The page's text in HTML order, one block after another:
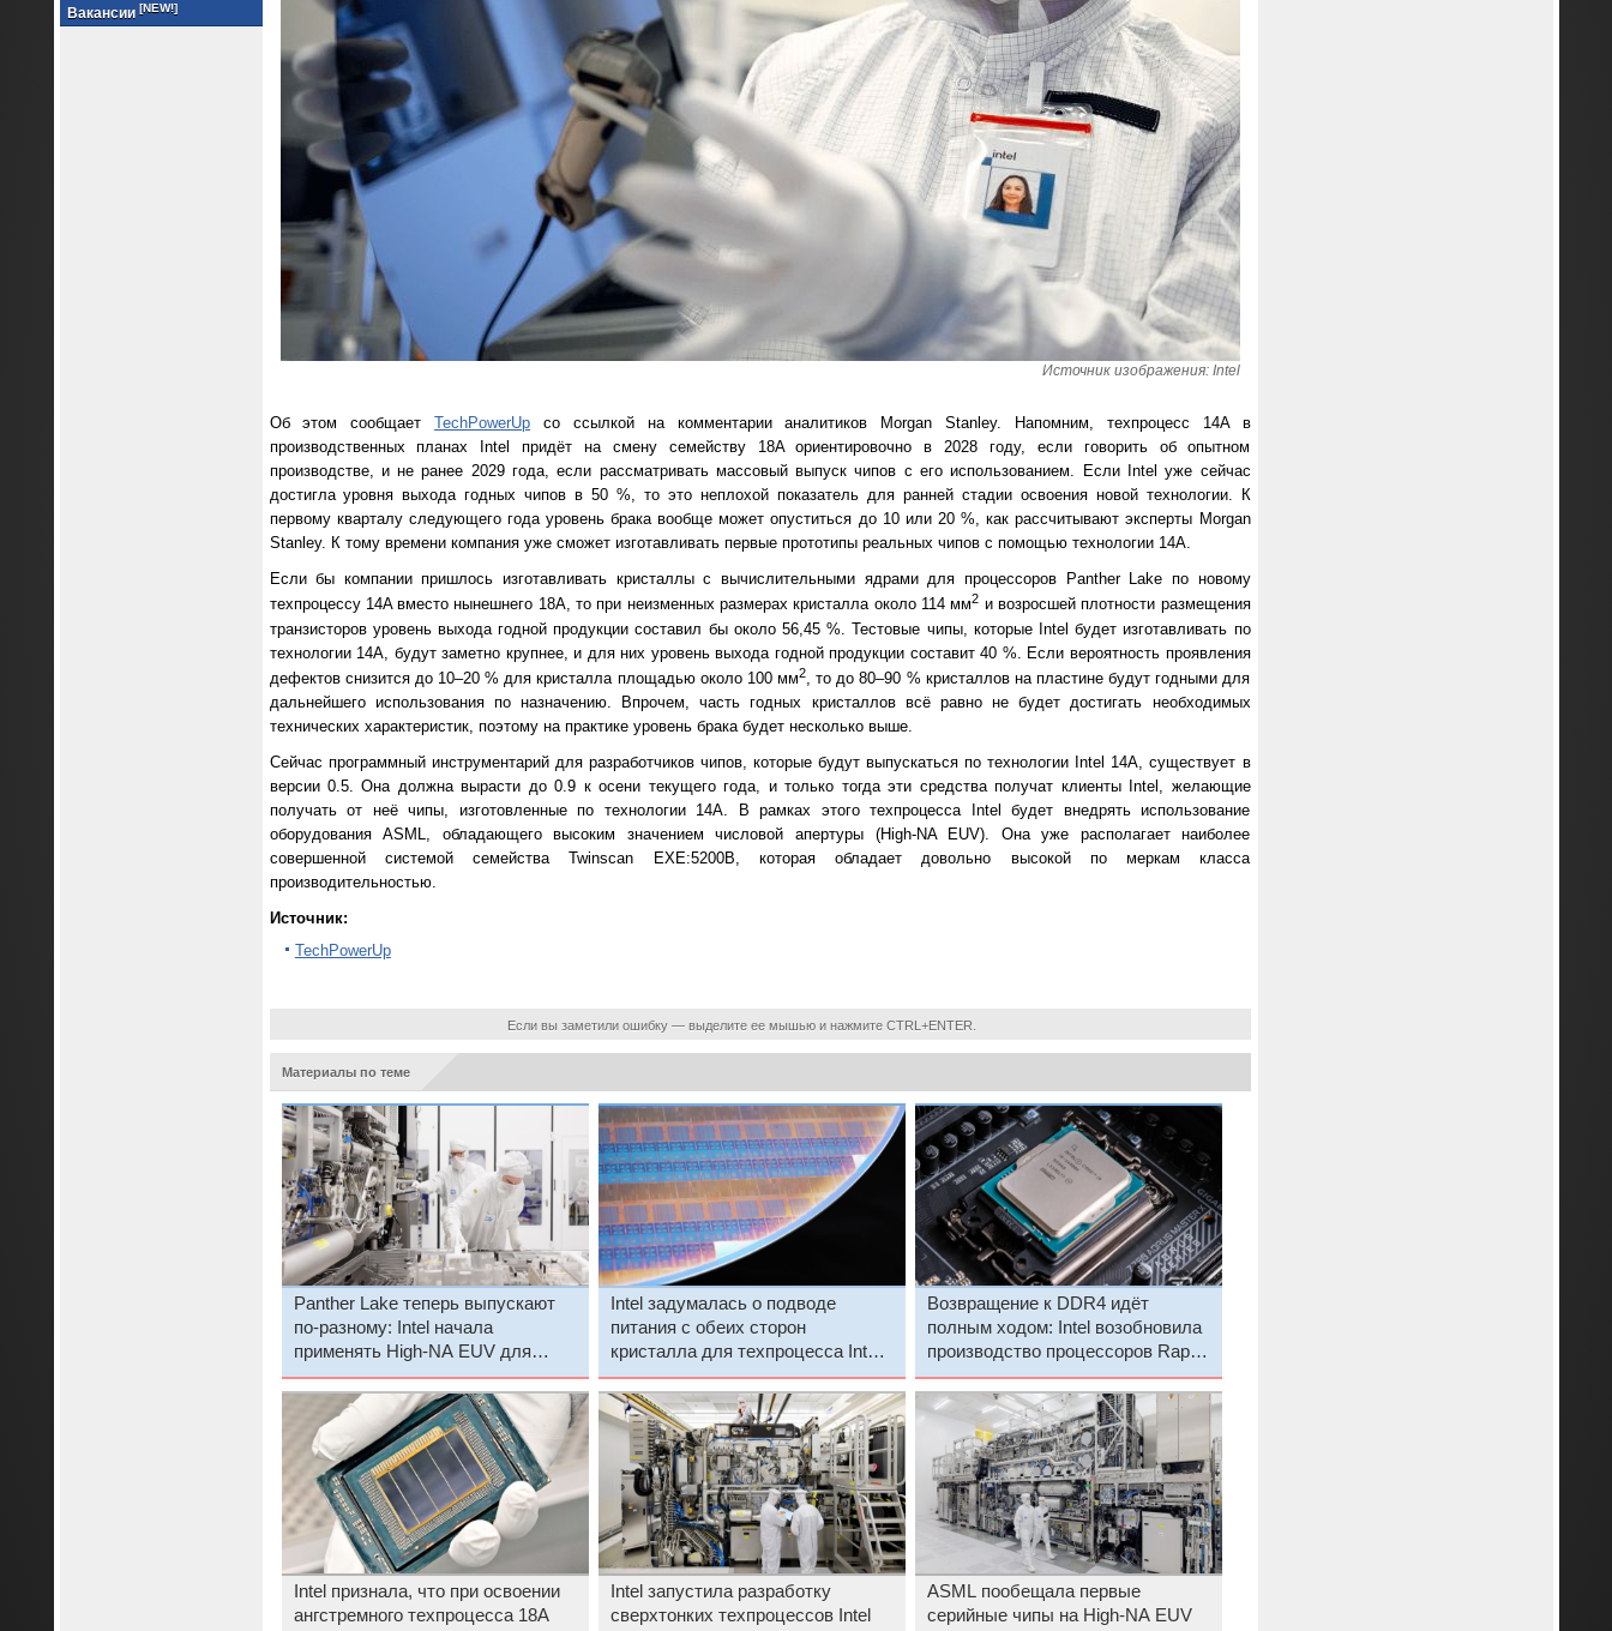
Вакансии [NEW!]
Источник изображения: Intel
Об этом сообщаетTechPowerUp со ссылкой на комментарии аналитиков Morgan Stanley. Напомним, техпроцесс 14A в
производственных планах Intel придёт на смену семейству 18A ориентировочно в 2028 году, если говорить об опытном
производстве, и не ранее 2029 года, если рассматривать массовый выпуск чипов с его использованием. Если Intel уже сейчас
достигла уровня выхода годных чипов в 50 %, то это неплохой показатель для ранней стадии освоения новой технологии. К
первому кварталу следующего года уровень брака вообще может опуститься до 10 или 20 %, как рассчитывают эксперты Morgan
Stanley. К тому времени компания уже сможет изготавливать первые прототипы реальных чипов с помощью технологии 14A.
Если бы компании пришлось изготавливать кристаллы с вычислительными ядрами для процессоров Panther Lake по новому
техпроцессу 14A вместо нынешнего 18A, то при неизменных размерах кристалла около 114 мм2 и возросшей плотности размещения
транзисторов уровень выхода годной продукции составил бы около 56,45 %. Тестовые чипы, которые Intel будет изготавливать по
технологии 14A, будут заметно крупнее, и для них уровень выхода годной продукции составит 40 %. Если вероятность проявления
дефектов снизится до 10–20 % для кристалла площадью около 100 мм2, то до 80–90 % кристаллов на пластине будут годными для
дальнейшего использования по назначению. Впрочем, часть годных кристаллов всё равно не будет достигать необходимых
технических характеристик, поэтому на практике уровень брака будет несколько выше.
Сейчас программный инструментарий для разработчиков чипов, которые будут выпускаться по технологии Intel 14A, существует в
версии 0.5. Она должна вырасти до 0.9 к осени текущего года, и только тогда эти средства получат клиенты Intel, желающие
получать от неё чипы, изготовленные по технологии 14A. В рамках этого техпроцесса Intel будет внедрять использование
оборудования ASML, обладающего высоким значением числовой апертуры (High-NA EUV). Она уже располагает наиболее
совершенной системой семейства Twinscan EXE:5200B, которая обладает довольно высокой по меркам класса
производительностью.
Источник:
TechPowerUp
Если вы заметили ошибку — выделите ее мышью и нажмите CTRL+ENTER.
Материалы по теме
Panther Lake теперь выпускают
по-разному: Intel начала
применять High-NA EUV для
части процессоров
Intel задумалась о подводе
питания с обеих сторон
кристалла для техпроцесса Intel
14A2
Возвращение к DDR4 идёт
полным ходом: Intel возобновила
производство процессоров Raptor
Lake
Intel признала, что при освоении
ангстремного техпроцесса 18A
Intel запустила разработку
сверхтонких техпроцессов Intel
ASML пообещала первые
серийные чипы на High-NA EUV